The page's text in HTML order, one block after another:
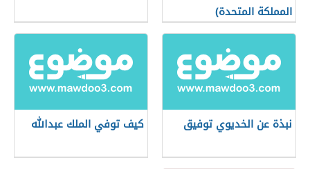
المملكة المتحدة)
نبذة عن الخديوي توفيق كيف توفي الملك عبدالله